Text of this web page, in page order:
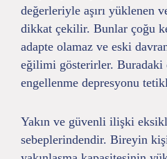
değerleriyle aşırı yüklenen
dikkat çekilir. Bunlar çoğu
adapte olamaz ve eski
eğilimi gösterirler. Buradaki
engellenme depresyonu
Yakın ve güvenli ilişki
sebeplerindendir. Bireyin